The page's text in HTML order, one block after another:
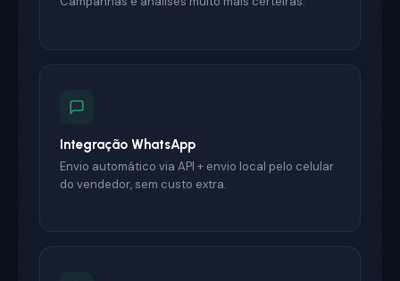
Integração WhatsApp
Envio automático via API + envio local pelo celular
do vendedor, sem custo extra.